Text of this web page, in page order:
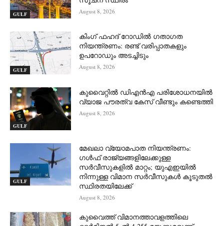
GULF August 8, 2026
GULF
കിംഗ് ഫഹദ് റോഡിൽ ഗതാഗത
നിയന്ത്രണം: രണ്ട് വരിപ്പാതകളും
ഉപറോഡും അടച്ചിടും
August 8, 2026
GULF
കുവൈറ്റിൽ ഡിഎൻഎ പരിശോധനയിൽ
വ്യാജ പൗരത്വ കേസ് വീണ്ടും കണ്ടെത്തി
August 8, 2026
GULF
മേഖലാ വ്യോമപാത നിയന്ത്രണം:
ഗൾഫ് രാജ്യങ്ങളിലേക്കുള്ള
സർവീസുകളിൽ മാറ്റം; യുഎഇയിൽ
നിന്നുള്ള വിമാന സർവീസുകൾ കൂടുതൽ
സ്ഥിരതയിലേക്ക്
August 8, 2026
കുവൈത്ത് വിമാനത്താവളത്തിലെ